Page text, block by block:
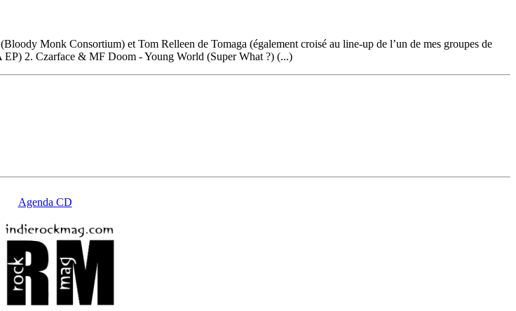
Monk Consortium) et Tom Relleen de Tomaga (également croisé au line-up de l’un de mes groupes de
2. Czarface & MF Doom - Young World (Super What ?) (...)
Agenda CD